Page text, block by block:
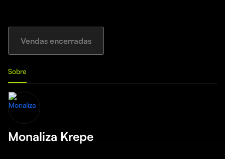
Vendas encerradas
Sobre
Monaliza Krepe